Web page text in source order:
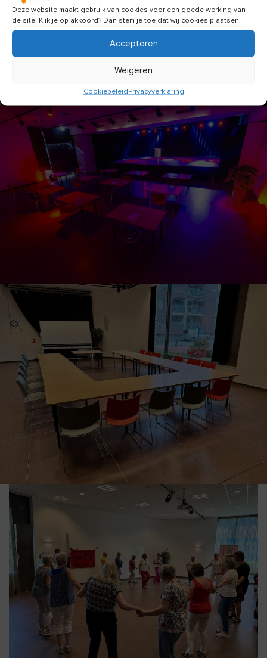
Deze website maakt gebruik van cookies voor een goede werking van
de site. Klik je op akkoord? Dan stem je toe dat wij cookies plaatsen.
Accepteren
Weigeren
CookiebeleidPrivacyverklaring